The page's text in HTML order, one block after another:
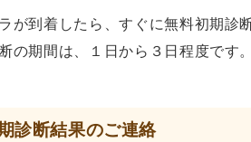
が到着したら、すぐに無料初期診
の期間は、１日から３日程度です。
診断結果のご連絡